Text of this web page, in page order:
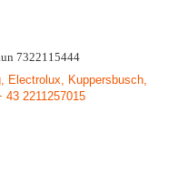
7322115444